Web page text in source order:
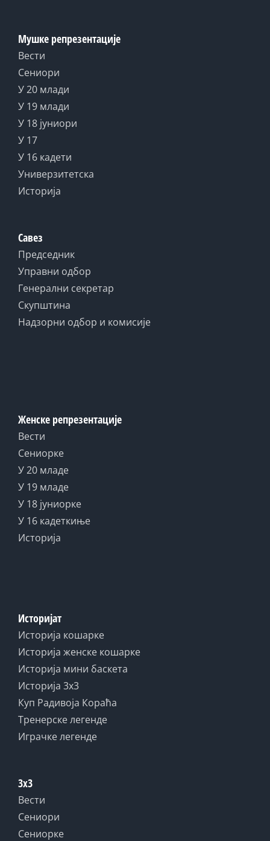
Мушке репрезентације
Вести
Сениори
У 20 млади
У 19 млади
У 18 јуниори
У 17
У 16 кадети
Универзитетска
Историја
Савез
Председник
Управни одбор
Генерални секретар
Скупштина
Надзорни одбор и комисије
Женске репрезентације
Вести
Сениорке
У 20 младе
У 19 младе
У 18 јуниорке
У 16 кадеткиње
Историја
Историјат
Историја кошарке
Историја женске кошарке
Историја мини баскета
Историја 3x3
Куп Радивоја Кораћа
Тренерске легенде
Играчке легенде
3x3
Вести
Сениори
Сениорке